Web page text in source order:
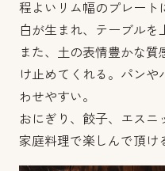
程よいリム幅のプレート
白が生まれ、テーブルを
また、土の表情豊かな質
け止めてくれる。パン
わせやすい。
おにぎり、餃子、エスニ
家庭料理で楽しんで頂け